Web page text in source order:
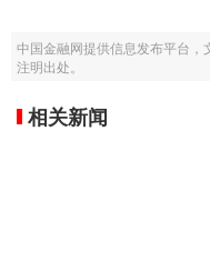
中国金融网提供信息发布平台
注明出处。
相关新闻